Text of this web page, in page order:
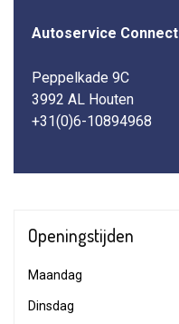
Autoservice Connect
Peppelkade 9C
3992 AL Houten
+31(0)6-10894968
Openingstijden
Maandag
Dinsdag